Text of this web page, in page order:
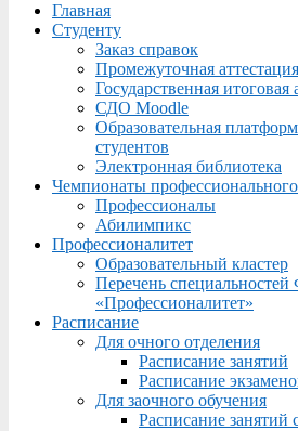
Menu
Главная
Студенту
Заказ справок
Промежуточная аттестация
Государственная итоговая
СДО Moodle
Образовательная
студентов
Электронная библиотека
Чемпионаты профессионального
Профессионалы
Абилимпикс
Профессионалитет
Образовательный кластер
Перечень
«Профессионалитет»
Расписание
Для очного отделения
Расписание занятий
Расписание
Для заочного обучения
Расписание занятий